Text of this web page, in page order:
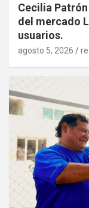
Cecilia
del mercado
usuarios.
agosto 5, 2026